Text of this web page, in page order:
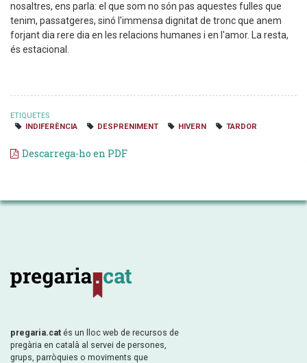
nosaltres, ens parla: el que som no són pas aquestes fulles que
tenim, passatgeres, sinó l'immensa dignitat de tronc que anem
forjant dia rere dia en les relacions humanes i en l'amor. La resta,
és estacional.
ETIQUETES
INDIFERÈNCIA
DESPRENIMENT HIVERN TARDOR
Descarrega-ho en PDF
pregaria.cat és un lloc web de recursos de
pregària en català al servei de persones,
grups, parròquies o moviments que